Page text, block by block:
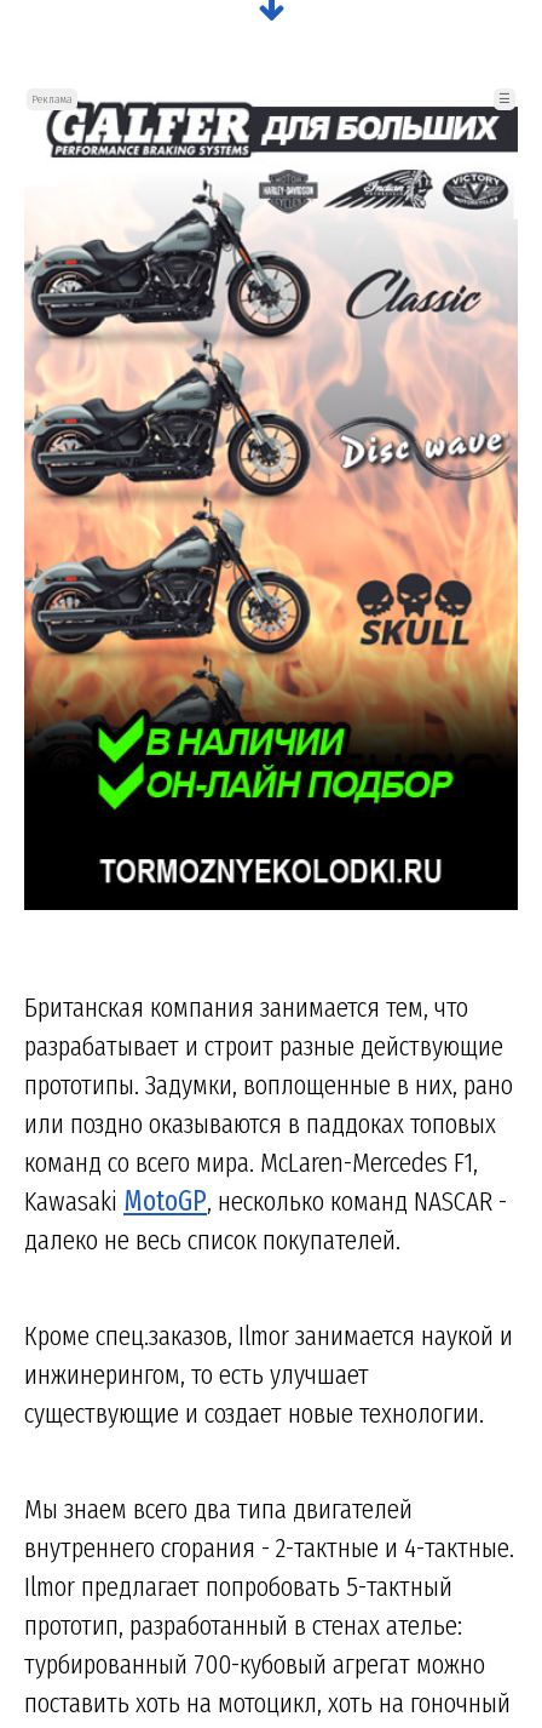
Реклама ☰
Британская компания занимается тем, что
разрабатывает и строит разные действующие
прототипы. Задумки, воплощенные в них, рано
или поздно оказываются в паддоках топовых
команд со всего мира. McLaren-Mercedes F1,
Kawasaki MotoGP, несколько команд NASCAR -
далеко не весь список покупателей.
Кроме спец.заказов, Ilmor занимается наукой и
инжинерингом, то есть улучшает
существующие и создает новые технологии.
Мы знаем всего два типа двигателей
внутреннего сгорания - 2-тактные и 4-тактные.
Ilmor предлагает попробовать 5-тактный
прототип, разработанный в стенах ателье:
турбированный 700-кубовый агрегат можно
поставить хоть на мотоцикл, хоть на гоночный